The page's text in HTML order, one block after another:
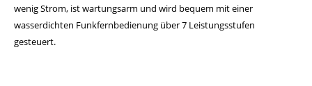
wenig Strom, ist wartungsarm und wird bequem mit einer
wasserdichten Funkfernbedienung über 7 Leistungsstufen
gesteuert.